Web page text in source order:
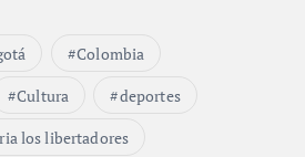
Colombia
Cultura
deportes
los libertadores